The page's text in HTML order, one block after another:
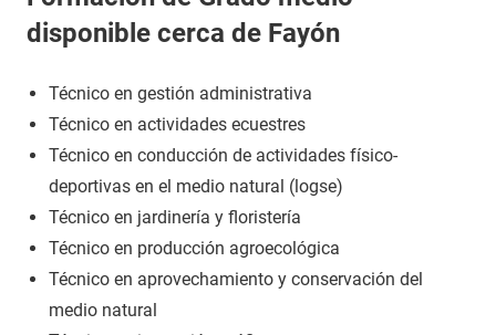
disponible cerca de Fayón
Técnico en gestión administrativa
Técnico en actividades ecuestres
Técnico en conducción de actividades físico-
deportivas en el medio natural (logse)
Técnico en jardinería y floristería
Técnico en producción agroecológica
Técnico en aprovechamiento y conservación del
medio natural